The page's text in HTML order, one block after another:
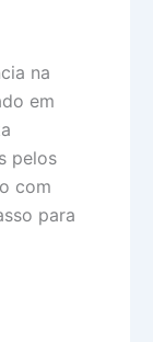
na
em
pelos
com
para